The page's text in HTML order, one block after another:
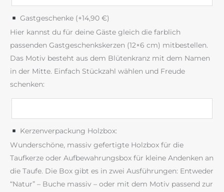
Gastgeschenke (+14,90 €)
Hier kannst du für deine Gäste gleich die farblich
passenden Gastgeschenkskerzen (12×6 cm) mitbestellen.
Das Motiv besteht aus dem Blütenkranz mit dem Namen
in der Mitte. Einfach Stückzahl wählen und Freude
schenken:
Kerzenverpackung Holzbox:
Wunderschöne, massiv gefertigte Holzbox für die
Taufkerze oder Aufbewahrungsbox für kleine Andenken an
die Taufe. Die Box gibt es in zwei Ausführungen: Entweder
“Natur” – Buche massiv – oder mit dem Motiv passend zur